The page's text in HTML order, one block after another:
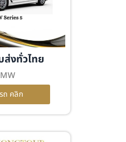
ส่งทั่วไทย
ถ คลิก